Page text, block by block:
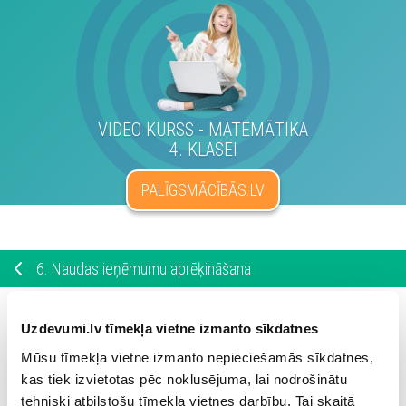
Uzdevumi.lv tīmekļa vietne izmanto sīkdatnes
Mūsu tīmekļa vietne izmanto nepieciešamās sīkdatnes,
kas tiek izvietotas pēc noklusējuma, lai nodrošinātu
tehniski atbilstošu tīmekļa vietnes darbību. Tai skaitā
VIDEO KURSS - MATEMĀTIKA
4. KLASEI
PALĪGSMĀCĪBĀS.LV
6. Naudas ieņēmumu aprēķināšana
Kultūras namā uz Jaunā gada koncertu vienas biļetes cena
2
Cik eiro nopelnīja kultūras nams, ja pārdeva417biļetes?